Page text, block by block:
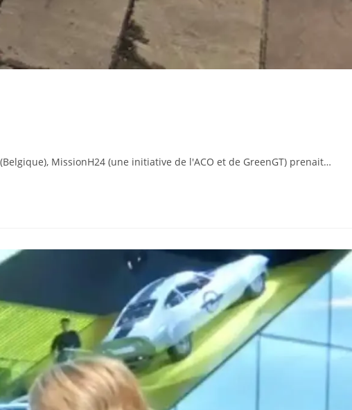
MissionH24 (une initiative de l'ACO et de GreenGT) prenait…